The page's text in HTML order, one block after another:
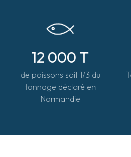
12 000 T
de poissons soit 1/3 du
tonnage déclaré en
Normandie